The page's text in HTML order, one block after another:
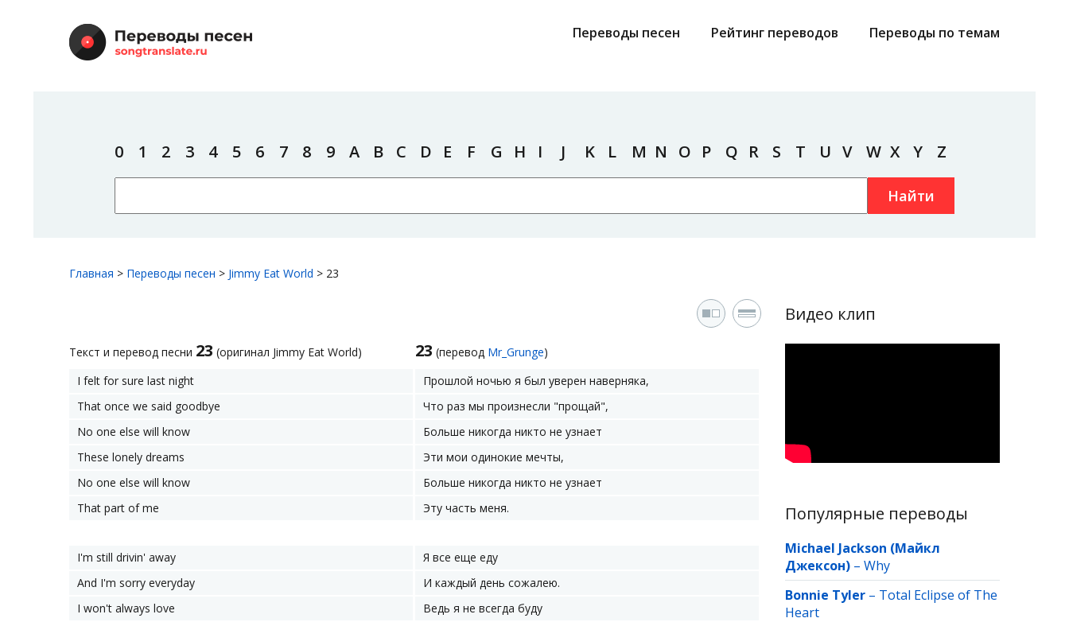
Переводы песен Рейтинг переводов Переводы по темам
0 1 2 3 4 5 6 7 8 9 A B C D E F G H I J K L M N O P Q R S T U V W X Y Z
Найти
Главная > Переводы песен > Jimmy Eat World > 23
Текст и перевод песни 23 (оригинал Jimmy Eat World) 23 (перевод Mr_Grunge)
I felt for sure last night
Прошлой ночью я был уверен наверняка,
That once we said goodbye
Что раз мы произнесли "прощай",
No one else will know
Больше никогда никто не узнает
These lonely dreams
Эти мои одинокие мечты,
No one else will know
Больше никогда никто не узнает
That part of me
Эту часть меня.
I'm still drivin' away
Я все еще еду
And I'm sorry everyday
И каждый день сожалею.
I won't always love
Ведь я не всегда буду
Видео клип
Популярные переводы
Michael Jackson (Майкл
Джексон) – Why
Bonnie Tyler – Total Eclipse of The
Heart